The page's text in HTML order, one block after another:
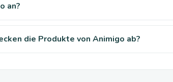
an?
die Produkte von Animigo ab?